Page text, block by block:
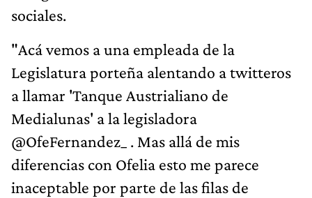
sociales.
"Acá vemos a una empleada de la
Legislatura porteña alentando a twitteros
a llamar 'Tanque Austrialiano de
Medialunas' a la legisladora
@OfeFernandez_ . Mas allá de mis
diferencias con Ofelia esto me parece
inaceptable por parte de las filas de